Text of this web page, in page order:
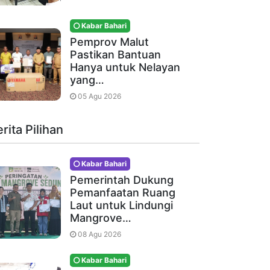
Kabar Bahari
Pemprov Malut
Pastikan Bantuan
Hanya untuk Nelayan
yang…
05 Agu 2026
Pilihan
Kabar Bahari
Pemerintah Dukung
Pemanfaatan Ruang
Laut untuk Lindungi
Mangrove…
08 Agu 2026
Kabar Bahari